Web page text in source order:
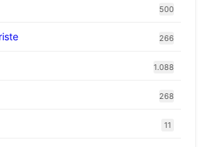
500
266
1.088
268
11